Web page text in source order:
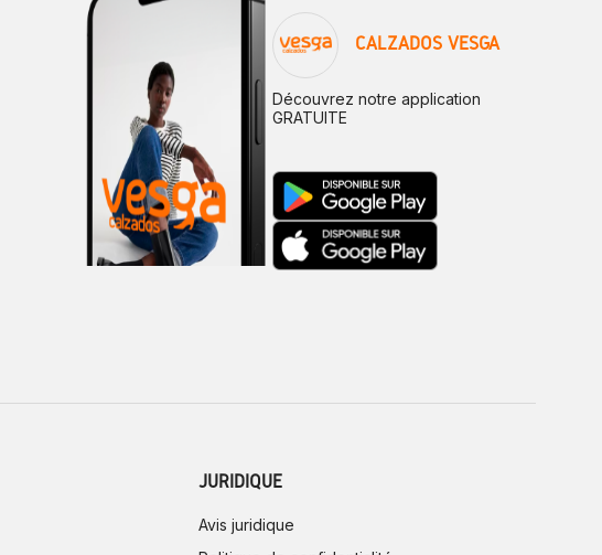
CALZADOS VESGA
Découvrez notre application
GRATUITE
JURIDIQUE
Avis juridique